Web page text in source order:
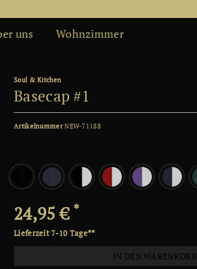
uns Wohnzimmer
Soul & Kitchen
Basecap #1
ArtikelnummerNEW-71188
24,95 € *
Lieferzeit 7-10 Tage**
IN DEN WARENKORB